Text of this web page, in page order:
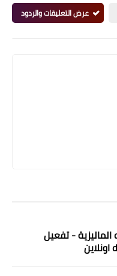
عرض التعليقات والردود
تسجيل عضوية في dxn الماليزية - تفعيل